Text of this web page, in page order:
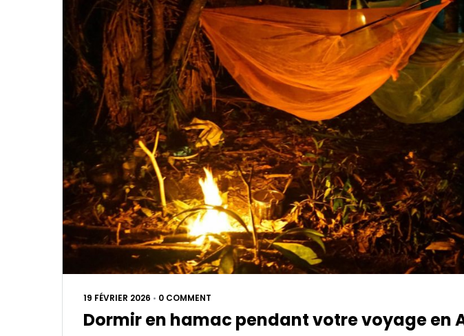
19 FÉVRIER 2026 • 0 COMMENT
Dormir en hamac pendant votre voyage en